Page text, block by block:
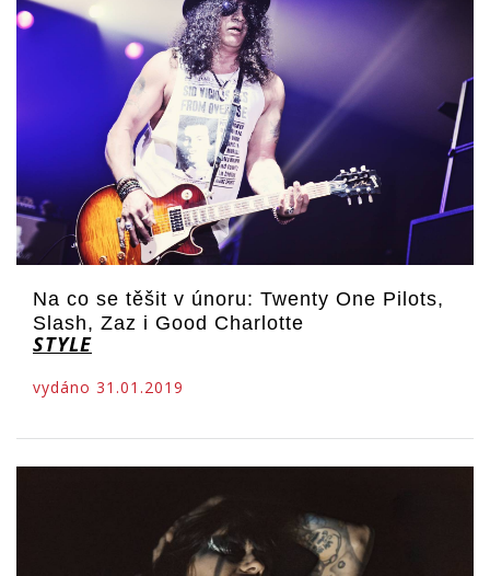
Na co se těšit v únoru: Twenty One Pilots,
Slash, Zaz i Good Charlotte
STYLE
vydáno 31.01.2019